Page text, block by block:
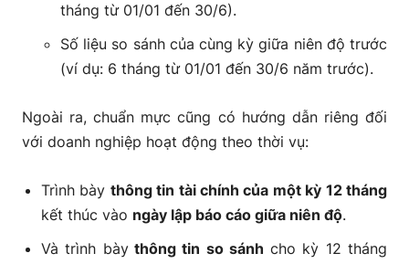
tháng từ 01/01 đến 30/6).
Số liệu so sánh của cùng kỳ giữa niên độ trước
(ví dụ: 6 tháng từ 01/01 đến 30/6 năm trước).
Ngoài ra, chuẩn mực cũng có hướng dẫn riêng đối
với doanh nghiệp hoạt động theo thời vụ:
Trình bày thông tin tài chính của một kỳ 12 tháng
kết thúc vào ngày lập báo cáo giữa niên độ.
Và trình bàythông tin so sánh cho kỳ 12 tháng